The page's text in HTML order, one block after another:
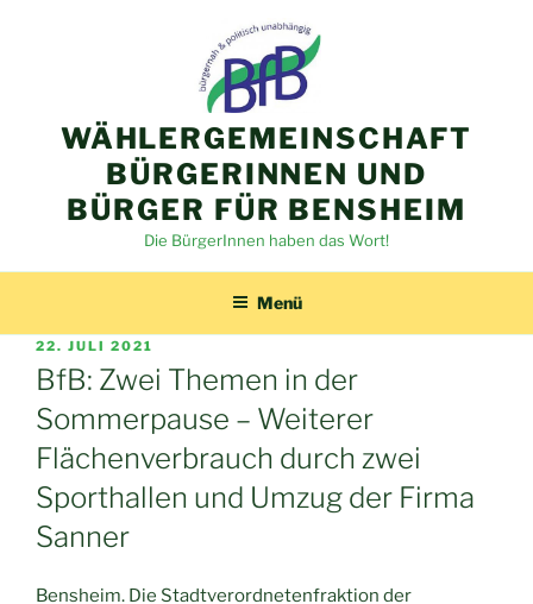
WÄHLERGEMEINSCHAFT
BÜRGERINNEN UND
BÜRGER FÜR BENSHEIM
Die BürgerInnen haben das Wort!
Menü
VERÖFFENTLICHT
AM
22. JULI 2021
BfB: Zwei Themen in der
Sommerpause – Weiterer
Flächenverbrauch durch zwei
Sporthallen und Umzug der Firma
Sanner
Bensheim. Die Stadtverordnetenfraktion der